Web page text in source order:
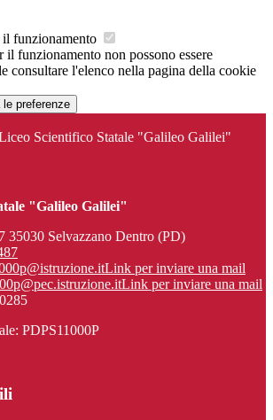
il funzionamento
il funzionamento non possono essere
consultare l'elenco nella pagina della cookie
le preferenze
Scientifico Statale "Galileo Galilei"
"Galileo Galilei"
35030 Selvazzano Dentro (PD)
Link per inviare una mail
Link per inviare una mail
PDPS11000P